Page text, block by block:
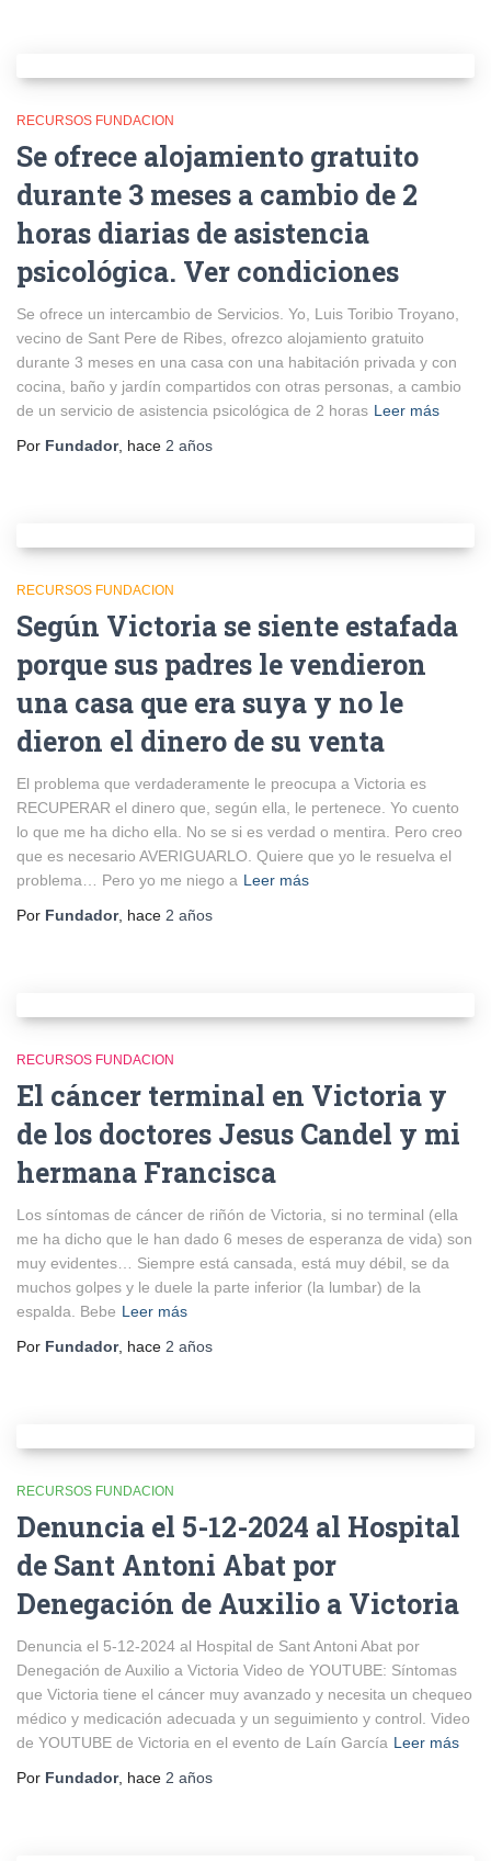
RECURSOS FUNDACION
Se ofrece alojamiento gratuito
durante 3 meses a cambio de 2
horas diarias de asistencia
psicológica. Ver condiciones
Se ofrece un intercambio de Servicios. Yo, Luis Toribio Troyano,
vecino de Sant Pere de Ribes, ofrezco alojamiento gratuito
durante 3 meses en una casa con una habitación privada y con
cocina, baño y jardín compartidos con otras personas, a cambio
de un servicio de asistencia psicológica de 2 horas Leer más
Por Fundador, hace 2 años
RECURSOS FUNDACION
Según Victoria se siente estafada
porque sus padres le vendieron
una casa que era suya y no le
dieron el dinero de su venta
El problema que verdaderamente le preocupa a Victoria es
RECUPERAR el dinero que, según ella, le pertenece. Yo cuento
lo que me ha dicho ella. No se si es verdad o mentira. Pero creo
que es necesario AVERIGUARLO. Quiere que yo le resuelva el
problema… Pero yo me niego a Leer más
Por Fundador, hace 2 años
RECURSOS FUNDACION
El cáncer terminal en Victoria y
de los doctores Jesus Candel y mi
hermana Francisca
Los síntomas de cáncer de riñón de Victoria, si no terminal (ella
me ha dicho que le han dado 6 meses de esperanza de vida) son
muy evidentes… Siempre está cansada, está muy débil, se da
muchos golpes y le duele la parte inferior (la lumbar) de la
espalda. Bebe Leer más
Por Fundador, hace 2 años
RECURSOS FUNDACION
Denuncia el 5-12-2024 al Hospital
de Sant Antoni Abat por
Denegación de Auxilio a Victoria
Denuncia el 5-12-2024 al Hospital de Sant Antoni Abat por
Denegación de Auxilio a Victoria Video de YOUTUBE: Síntomas
que Victoria tiene el cáncer muy avanzado y necesita un chequeo
médico y medicación adecuada y un seguimiento y control. Video
de YOUTUBE de Victoria en el evento de Laín García Leer más
Por Fundador, hace 2 años